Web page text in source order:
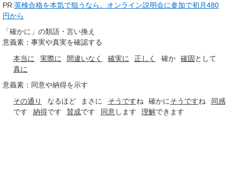
PR:英検合格を本気で狙うなら。オンライン説明会に参加で初月480
円から
「確かに」の類語・言い換え
意義素：事実や真実を確認する
本当に
実際に 間違いなく 確実に 正しく 確か 確固として
真に
意義素：同意や納得を示す
その通り
なるほど まさに そうですね 確かにそうですね
同感
です
納得です 賛成です 同意します 理解できます